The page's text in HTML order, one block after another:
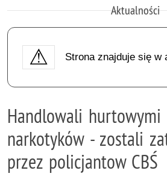
Aktualności
Strona znajduje się w
Handlowali hurtowymi
narkotyków - zostali
przez policjantow CBŚ